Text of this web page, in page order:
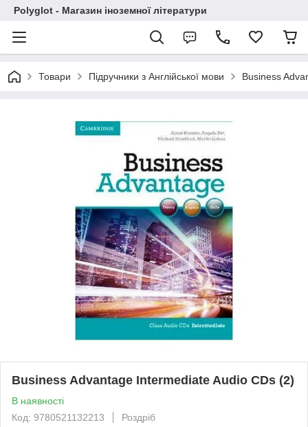
Polyglot - Магазин іноземної літератури
Товари Підручники з Англійської мови Business
Business Advantage Intermediate Audio CDs (2)
В наявності
Код: 9780521132213
Роздріб